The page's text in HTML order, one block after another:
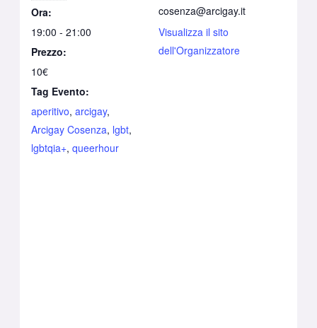
Ora:
19:00 - 21:00
Prezzo:
10€
Tag Evento:
aperitivo, arcigay,
Arcigay Cosenza, lgbt,
lgbtqia+, queerhour
cosenza@arcigay.it
Visualizza il sito
dell'Organizzatore